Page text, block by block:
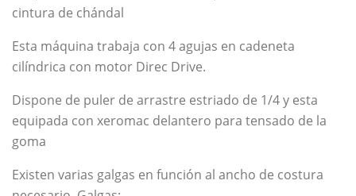
cintura de chándal
Esta máquina trabaja con 4 agujas en cadeneta
cilíndrica con motor Direc Drive.
Dispone de puler de arrastre estriado de 1/4 y esta
equipada con xeromac delantero para tensado de la
goma
Existen varias galgas en función al ancho de costura